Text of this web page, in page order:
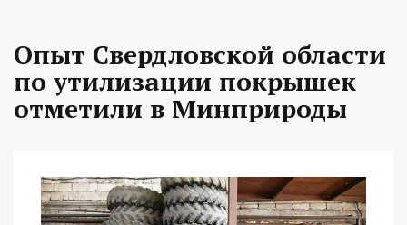
Опыт Свердловской области
по утилизации покрышек
отметили в Минприроды